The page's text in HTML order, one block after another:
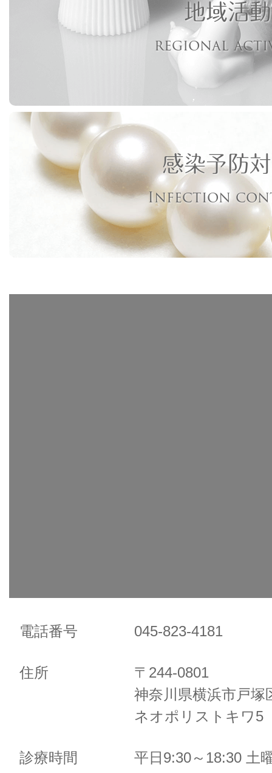
地域活動
regional
感染予防
Infection
電話番号 045-823-4181
住所
〒244-0801
神奈川県横浜市戸塚
ネオポリストキワ
診療時間 平日9:30～18:30 土